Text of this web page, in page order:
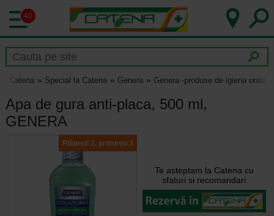
40
Catena Special la Catena Genera Genera -produse de igiena orala
Apa de gura anti-placa, 500 ml,
GENERA
Plătești 2, primești 3
Te asteptam la Catena cu
sfaturi si recomandari